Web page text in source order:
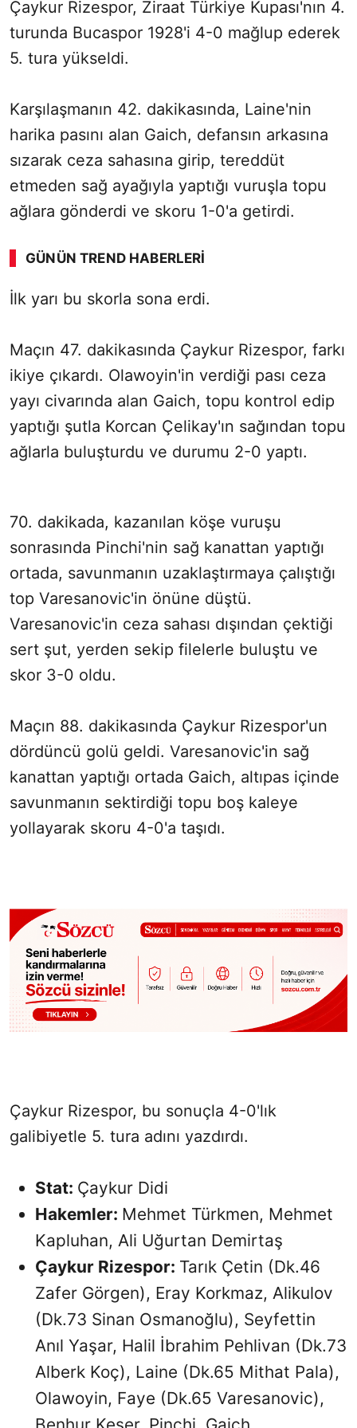
Çaykur Rizespor, Ziraat Türkiye Kupası'nın 4.
turunda Bucaspor 1928'i 4-0 mağlup ederek
5. tura yükseldi.
Karşılaşmanın 42. dakikasında, Laine'nin
harika pasını alan Gaich, defansın arkasına
sızarak ceza sahasına girip, tereddüt
etmeden sağ ayağıyla yaptığı vuruşla topu
ağlara gönderdi ve skoru 1-0'a getirdi.
GÜNÜN TREND HABERLERI
İlk yarı bu skorla sona erdi.
Maçın 47. dakikasında Çaykur Rizespor, farkı
ikiye çıkardı. Olawoyin'in verdiği pası ceza
yayı civarında alan Gaich, topu kontrol edip
yaptığı şutla Korcan Çelikay'ın sağından topu
ağlarla buluşturdu ve durumu 2-0 yaptı.
70. dakikada, kazanılan köşe vuruşu
sonrasında Pinchi'nin sağ kanattan yaptığı
ortada, savunmanın uzaklaştırmaya çalıştığı
top Varesanovic'in önüne düştü.
Varesanovic'in ceza sahası dışından çektiği
sert şut, yerden sekip filelerle buluştu ve
skor 3-0 oldu.
Maçın 88. dakikasında Çaykur Rizespor'un
dördüncü golü geldi. Varesanovic'in sağ
kanattan yaptığı ortada Gaich, altıpas içinde
savunmanın sektirdiği topu boş kaleye
yollayarak skoru 4-0'a taşıdı.
Çaykur Rizespor, bu sonuçla 4-0'lık
galibiyetle 5. tura adını yazdırdı.
Stat: Çaykur Didi
Hakemler: Mehmet Türkmen, Mehmet
Kapluhan, Ali Uğurtan Demirtaş
Çaykur Rizespor: Tarık Çetin (Dk.46
Zafer Görgen), Eray Korkmaz, Alikulov
(Dk.73 Sinan Osmanoğlu), Seyfettin
Anıl Yaşar, Halil İbrahim Pehlivan (Dk.73
Alberk Koç), Laine (Dk.65 Mithat Pala),
Olawoyin, Faye (Dk.65 Varesanovic),